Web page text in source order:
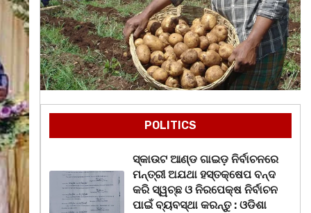
POLITICS
ସ୍କାଉଟ ଆଣ୍ଡ ଗାଇଡ଼ ନିର୍ବାଚନରେ
ମନ୍ତ୍ରୀ ଅଯଥା ହସ୍ତକ୍ଷେପ ବନ୍ଦ
କରି ସ୍ୱଚ୍ଛ ଓ ନିରପେକ୍ଷ ନିର୍ବାଚନ
ପାଇଁ ବ୍ୟବସ୍ଥା କରନ୍ତୁ : ଓଡିଶା